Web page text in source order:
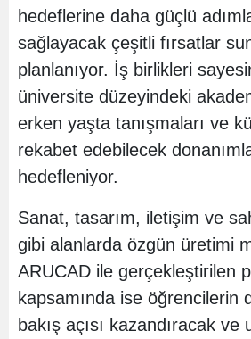
hedeflerine daha güçlü
sağlayacak çeşitli fırsatlar
planlanıyor. İş birlikleri
üniversite düzeyindeki
erken yaşta tanışmaları ve
rekabet edebilecek
hedefleniyor.
Sanat, tasarım, iletişim ve
gibi alanlarda özgün üretimi
ARUCAD ile gerçekleştirilen
kapsamında ise öğrencilerin
bakış açısı kazandıracak ve